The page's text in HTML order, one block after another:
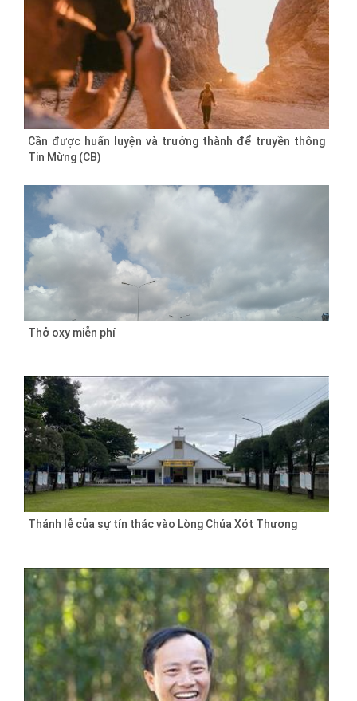
Cần được huấn luyện và trưởng thành để truyền thông
Tin Mừng (CB)
Thở oxy miễn phí
Thánh lễ của sự tín thác vào Lòng Chúa Xót Thương